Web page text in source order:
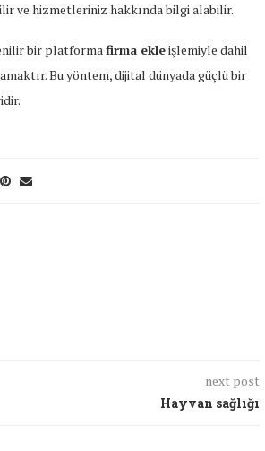
ve hizmetleriniz hakkındabilgialabilir.
bir platformafirma ekleişlemiyle dahil
Buyöntem,dijital dünyadagüçlübir
next post
Hayvan sağlığı